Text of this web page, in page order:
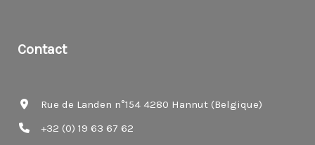
Contact
Rue de Landen n°154 4280 Hannut (Belgique)
+32 (0) 19 63 67 62